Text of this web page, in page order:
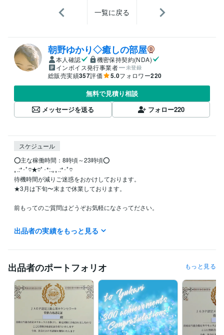
一覧に戻る
朝野ゆかり◇癒しの部屋
本人確認
機密保持契約(NDA)
インボイス発行事業者
未登録
総販売実績357評価 5.0フォロワー220
無料で見積り相談
メッセージを送る
フォロー220
スケジュール
⭕主な稼働時間：8時頃～23時頃⭕
｡.:*･ﾟ♡★♡ﾟ･*:.｡｡.:*･ﾟ♡
待機時間が減りご迷惑をおかけしております。
★3月は下旬〜末まで休業しております。
前もってのご質問はどうぞお気軽になさってださい。
【離席中】の表示でも、少しお待ちいただければお話できる場合があり
ます。「今からお話できますか？」など気軽にご質問くださいませ。
丈夫です。
ちょっとした質問・サービス内容の確認・軽く挨拶　今日は自己紹介だ
け・・・という方も大歓迎です♡♡
無言でフォローしていただくだけでも朝野は喜びます♡
待機中の場合もお電話の前に一言お声掛けしていただくと助かります。
（もちろんいきなりでも大丈夫です）
出品者の実績をもっと見る
出品者のポートフォリオ もっと見る